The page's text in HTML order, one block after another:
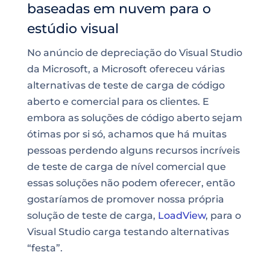
baseadas em nuvem para o
estúdio visual
No anúncio de depreciação do Visual Studio
da Microsoft, a Microsoft ofereceu várias
alternativas de teste de carga de código
aberto e comercial para os clientes. E
embora as soluções de código aberto sejam
ótimas por si só, achamos que há muitas
pessoas perdendo alguns recursos incríveis
de teste de carga de nível comercial que
essas soluções não podem oferecer, então
gostaríamos de promover nossa própria
solução de teste de carga, LoadView, para o
Visual Studio carga testando alternativas
“festa”.